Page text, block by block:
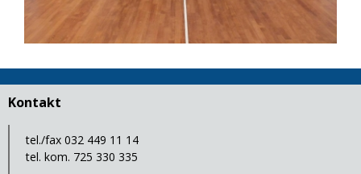
Kontakt
tel./fax 032 449 11 14
tel. kom. 725 330 335